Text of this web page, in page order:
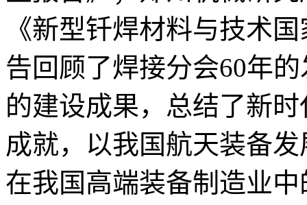
《新型钎焊材料与技术
告回顾了焊接分会60年
的建设成果，总结了新
成就，以我国航天装备
在我国高端装备制造业